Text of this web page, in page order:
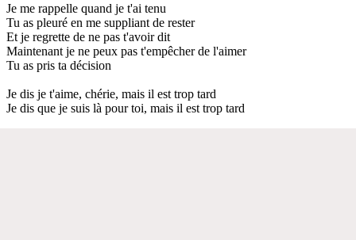
Je me rappelle quand je t'ai tenu
Tu as pleuré en me suppliant de rester
Et je regrette de ne pas t'avoir dit
Maintenant je ne peux pas t'empêcher de l'aimer
Tu as pris ta décision
Je dis je t'aime, chérie, mais il est trop tard
Je dis que je suis là pour toi, mais il est trop tard